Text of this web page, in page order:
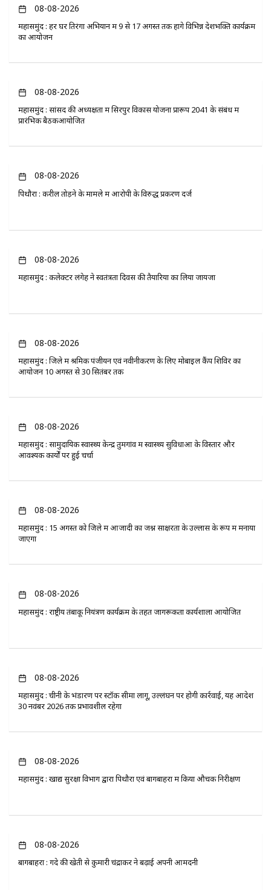
08-08-2026
महासमुंद : हर घर तिरंगा अभियान में 9 से 17 अगस्त तक होंगे विभिन्न देशभक्ति कार्यक्रम
का आयोजन
08-08-2026
महासमुंद : सांसद की अध्यक्षता में सिरपुर विकास योजना प्रारूप 2041 के संबंध में
प्रारंभिक बैठकआयोजित
08-08-2026
पिथौरा : करील तोड़ने के मामले में आरोपी के विरुद्ध प्रकरण दर्ज
08-08-2026
महासमुंद : कलेक्टर लंगेह ने स्वतंत्रता दिवस की तैयारियों का लिया जायजा
08-08-2026
महासमुंद : जिले में श्रमिक पंजीयन एवं नवीनीकरण के लिए मोबाइल कैंप शिविर का
आयोजन 10 अगस्त से 30 सितंबर तक
08-08-2026
महासमुंद : सामुदायिक स्वास्थ्य केन्द्र तुमगांव में स्वास्थ्य सुविधाओं के विस्तार और
आवश्यक कार्यों पर हुई चर्चा
08-08-2026
महासमुंद : 15 अगस्त को जिले में आजादी का जश्न साक्षरता के उल्लास के रूप में मनाया
जाएगा
08-08-2026
महासमुंद : राष्ट्रीय तंबाकू नियंत्रण कार्यक्रम के तहत जागरूकता कार्यशाला आयोजित
08-08-2026
महासमुंद : चीनी के भंडारण पर स्टॉक सीमा लागू, उल्लंघन पर होगी कार्रवाई, यह आदेश
30 नवंबर 2026 तक प्रभावशील रहेगा
08-08-2026
महासमुंद : खाद्य सुरक्षा विभाग द्वारा पिथौरा एवं बागबाहरा में किया औचक निरीक्षण
08-08-2026
बागबाहरा : गेंदे की खेती से कुमारी चंद्राकर ने बढ़ाई अपनी आमदनी